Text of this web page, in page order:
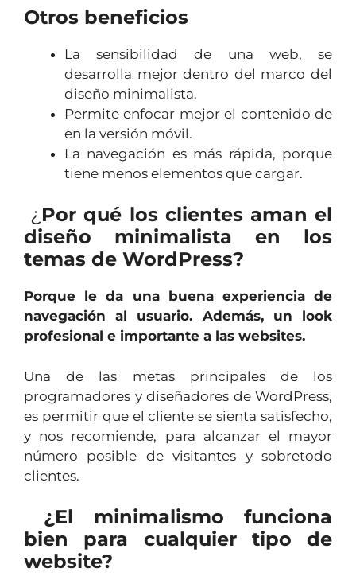
Otros beneficios
La sensibilidad de una web, se
desarrolla mejor dentro del marco del
diseño minimalista.
Permite enfocar mejor el contenido de
en la versión móvil.
La navegación es más rápida, porque
tiene menos elementos que cargar.
¿ Por qué los clientes aman el
diseño minimalista en los
temas de WordPress?
Porque le da una buena experiencia de
navegación al usuario. Además, un look
profesional e importante a las websites.
Una de las metas principales de los
programadores y diseñadores de WordPress,
es permitir que el cliente se sienta satisfecho,
y nos recomiende, para alcanzar el mayor
número posible de visitantes y sobretodo
clientes.
¿El minimalismo funciona
bien para cualquier tipo de
website?